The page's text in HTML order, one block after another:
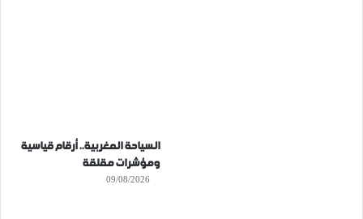
السياحة المغربية.. أرقام قياسية
ومؤشرات مقلقة
09/08/2026